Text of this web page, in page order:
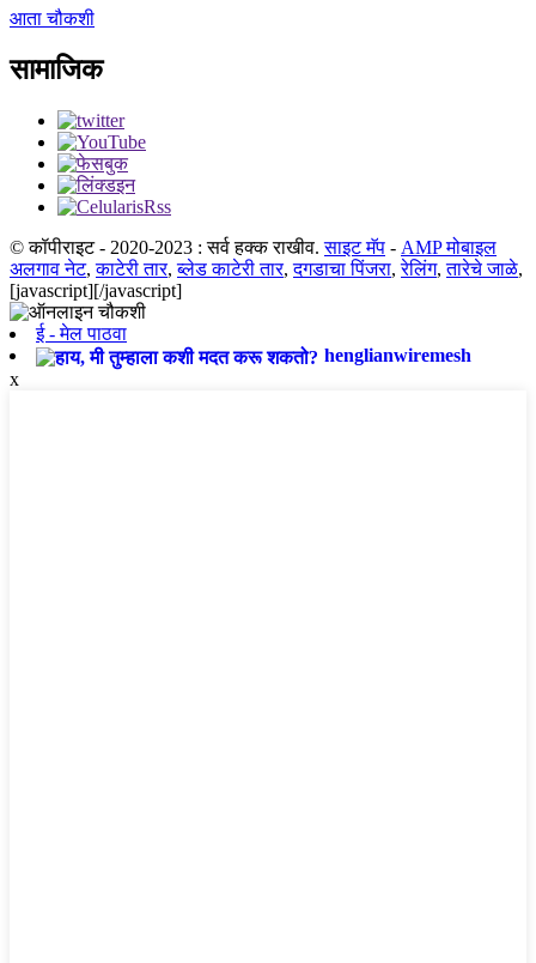
आता चौकशी
सामाजिक
© कॉपीराइट - 2020-2023 : सर्व हक्क राखीव. साइट मॅप - AMP मोबाइल
अलगाव नेट,काटेरी तार,ब्लेड काटेरी तार,दगडाचा पिंजरा,रेलिंग,तारेचे जाळे,
[javascript][/javascript]
ई - मेल पाठवा
henglianwiremesh
x